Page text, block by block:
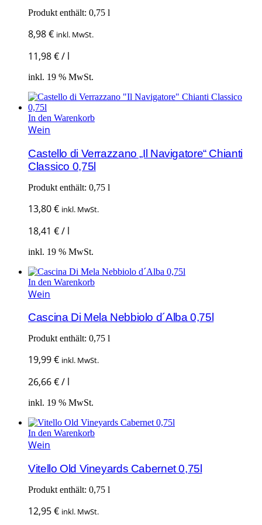
Produkt enthält: 0,75 l
8,98€ inkl. MwSt.
11,98€/ l
inkl. 19 % MwSt.
In den Warenkorb
Wein
Castello di Verrazzano „Il Navigatore“ Chianti
Classico 0,75l
Produkt enthält: 0,75 l
13,80€ inkl. MwSt.
18,41 €/ l
inkl. 19 % MwSt.
In den Warenkorb
Wein
Cascina Di Mela Nebbiolo d´Alba 0,75l
Produkt enthält: 0,75 l
19,99€ inkl. MwSt.
26,66€/ l
inkl. 19 % MwSt.
In den Warenkorb
Wein
Vitello Old Vineyards Cabernet 0,75l
Produkt enthält: 0,75 l
12,95€ inkl. MwSt.